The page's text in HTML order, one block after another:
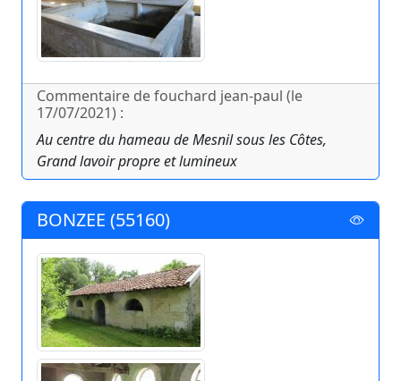
Commentaire de fouchard jean-paul (le
17/07/2021) :
Au centre du hameau de Mesnil sous les Côtes,
Grand lavoir propre et lumineux
BONZEE (55160)